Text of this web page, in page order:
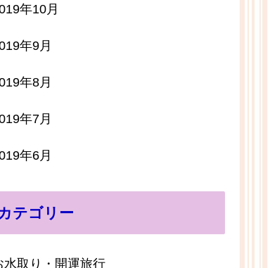
年10月
年9月
年8月
年7月
年6月
テゴリー
水取り・開運旅行